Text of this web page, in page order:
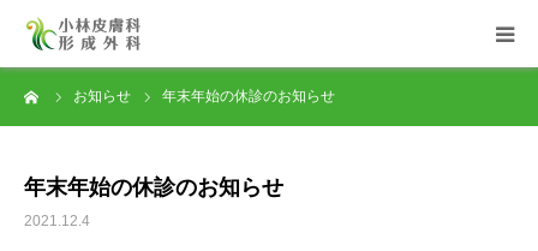
お知らせ 年末年始の休診のお知らせ
年末年始の休診のお知らせ
2021.12.4
HOME